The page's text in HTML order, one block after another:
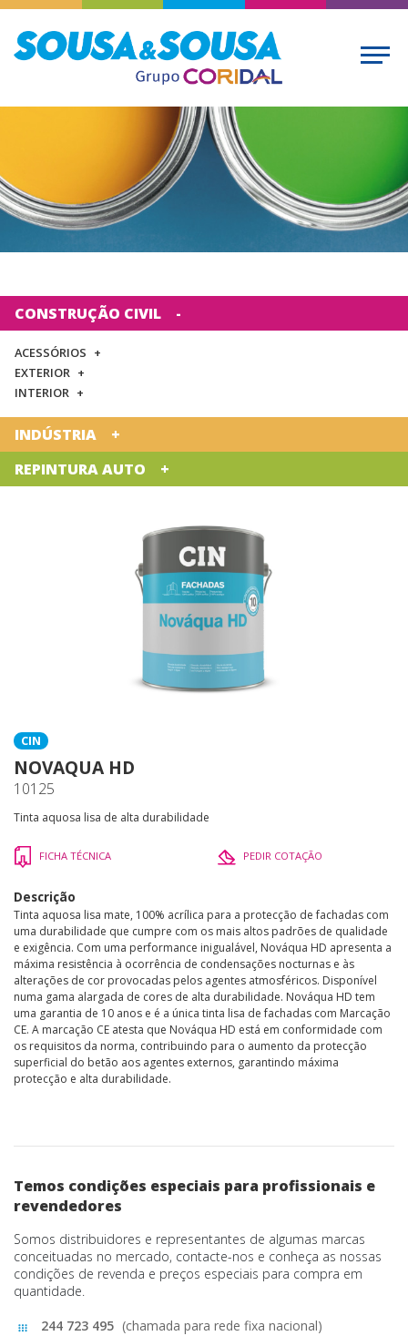
CONSTRUÇÃO CIVIL
ACESSÓRIOS
EXTERIOR
INTERIOR
INDÚSTRIA
REPINTURA AUTO
CIN
NOVAQUA HD
10125
Tinta aquosa lisa de alta durabilidade
FICHA TÉCNICA PEDIR COTAÇÃO
Descrição
Tinta aquosa lisa mate, 100% acrílica para a protecção de fachadas com
uma durabilidade que cumpre com os mais altos padrões de qualidade
e exigência. Com uma performance inigualável, Nováqua HD apresenta a
máxima resistência à ocorrência de condensações nocturnas e às
alterações de cor provocadas pelos agentes atmosféricos. Disponível
numa gama alargada de cores de alta durabilidade. Nováqua HD tem
uma garantia de 10 anos e é a única tinta lisa de fachadas com Marcação
CE. A marcação CE atesta que Nováqua HD está em conformidade com
os requisitos da norma, contribuindo para o aumento da protecção
superficial do betão aos agentes externos, garantindo máxima
protecção e alta durabilidade.
Temos condições especiais para profissionais e
revendedores
Somos distribuidores e representantes de algumas marcas
conceituadas no mercado, contacte-nos e conheça as nossas
condições de revenda e preços especiais para compra em
quantidade.
244 723 495 (chamada para rede fixa nacional)